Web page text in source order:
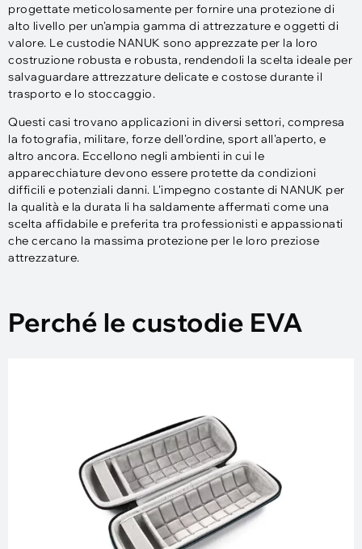
progettate meticolosamente per fornire una protezione di
alto livello per un'ampia gamma di attrezzature e oggetti di
valore. Le custodie NANUK sono apprezzate per la loro
costruzione robusta e robusta, rendendoli la scelta ideale per
salvaguardare attrezzature delicate e costose durante il
trasporto e lo stoccaggio.
Questi casi trovano applicazioni in diversi settori, compresa
la fotografia, militare, forze dell'ordine, sport all'aperto, e
altro ancora. Eccellono negli ambienti in cui le
apparecchiature devono essere protette da condizioni
difficili e potenziali danni. L'impegno costante di NANUK per
la qualità e la durata li ha saldamente affermati come una
scelta affidabile e preferita tra professionisti e appassionati
che cercano la massima protezione per le loro preziose
attrezzature.
Perché le custodie EVA